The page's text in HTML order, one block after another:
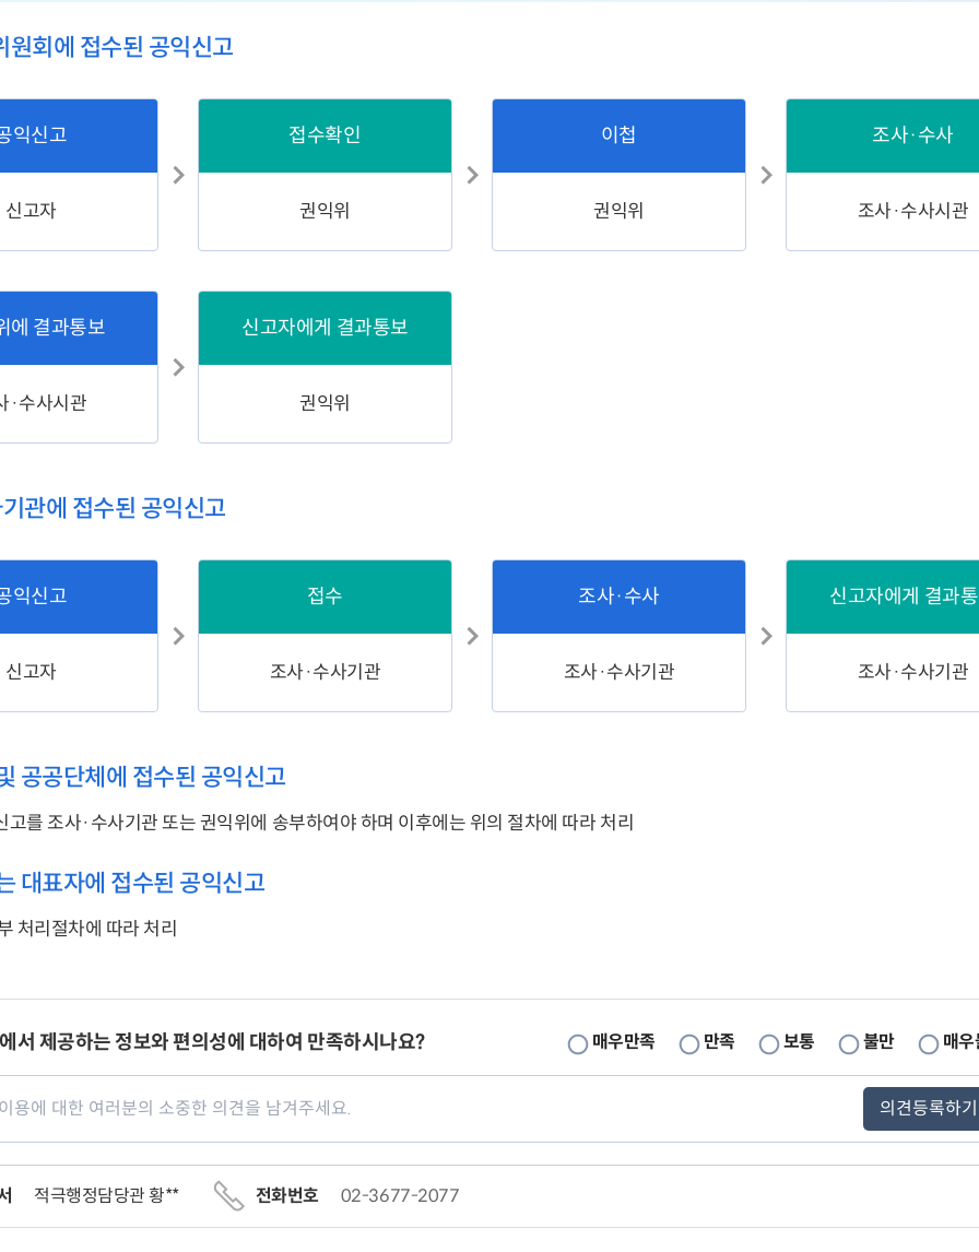
원회에 접수된 공익신고
익신고
신고자
접수확인
권익위
이첩
권익위
조사·수사
조사·수사시관
에 결과통보
·수사시관
신고자에게 결과통보
권익위
관에 접수된 공익신고
익신고
신고자
접수
조사·수사기관
조사·수사
조사·수사기관
신고자에게 결과
조사·수사기관
공공단체에 접수된 공익신고
고를 조사·수사기관 또는 권익위에 송부하여야 하며 이후에는 위의 절차에 따라 처리
대표자에 접수된 공익신고
처리절차에 따라 처리
서 제공하는 정보와 편의성에 대하여 만족하시나요? 매우만족 만족 보통 불만 매
적극행정담당관 황** 전화번호 02-3677-2077